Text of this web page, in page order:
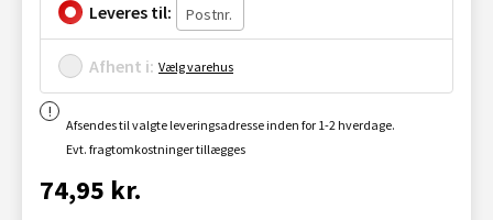
Leveres til:
Afhent i: Vælg varehus
Afsendes til valgte leveringsadresse inden for 1-2 hverdage.
Evt. fragtomkostninger tillægges
74,95 kr.